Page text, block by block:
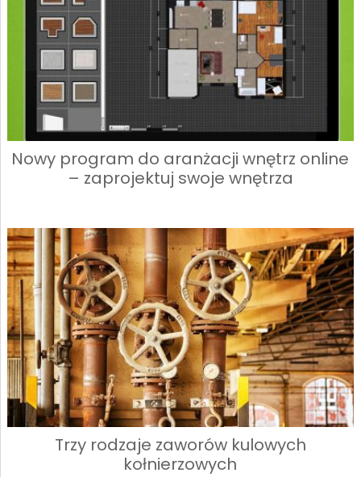
Nowy program do aranżacji wnętrz online
– zaprojektuj swoje wnętrza
Trzy rodzaje zaworów kulowych
kołnierzowych